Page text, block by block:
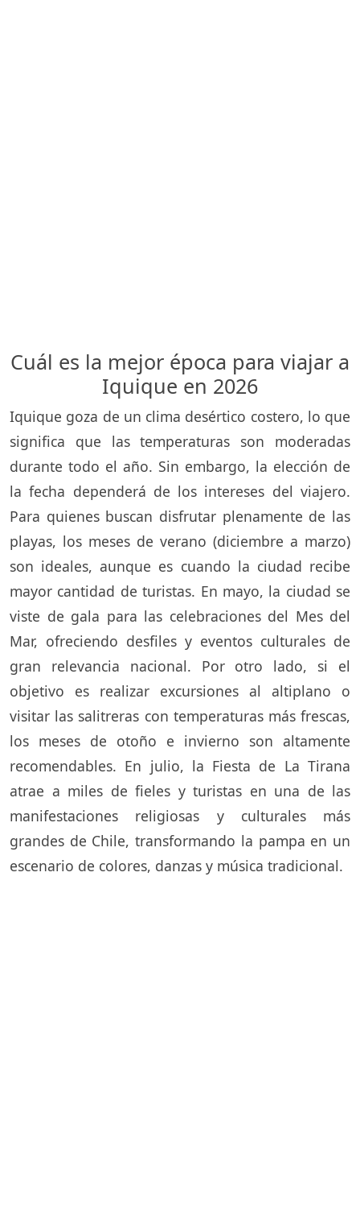
Cuál es la mejor época para viajar a
Iquique en 2026
Iquique goza de un clima desértico costero, lo que
significa que las temperaturas son moderadas
durante todo el año. Sin embargo, la elección de
la fecha dependerá de los intereses del viajero.
Para quienes buscan disfrutar plenamente de las
playas, los meses de verano (diciembre a marzo)
son ideales, aunque es cuando la ciudad recibe
mayor cantidad de turistas. En mayo, la ciudad se
viste de gala para las celebraciones del Mes del
Mar, ofreciendo desfiles y eventos culturales de
gran relevancia nacional. Por otro lado, si el
objetivo es realizar excursiones al altiplano o
visitar las salitreras con temperaturas más frescas,
los meses de otoño e invierno son altamente
recomendables. En julio, la Fiesta de La Tirana
atrae a miles de fieles y turistas en una de las
manifestaciones religiosas y culturales más
grandes de Chile, transformando la pampa en un
escenario de colores, danzas y música tradicional.